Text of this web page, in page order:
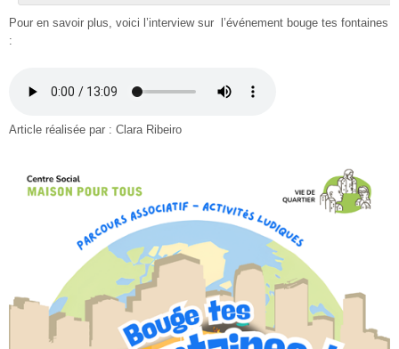
Pour en savoir plus, voici l’interview sur l’événement bouge tes fontaines
:
Article réalisée par : Clara Ribeiro